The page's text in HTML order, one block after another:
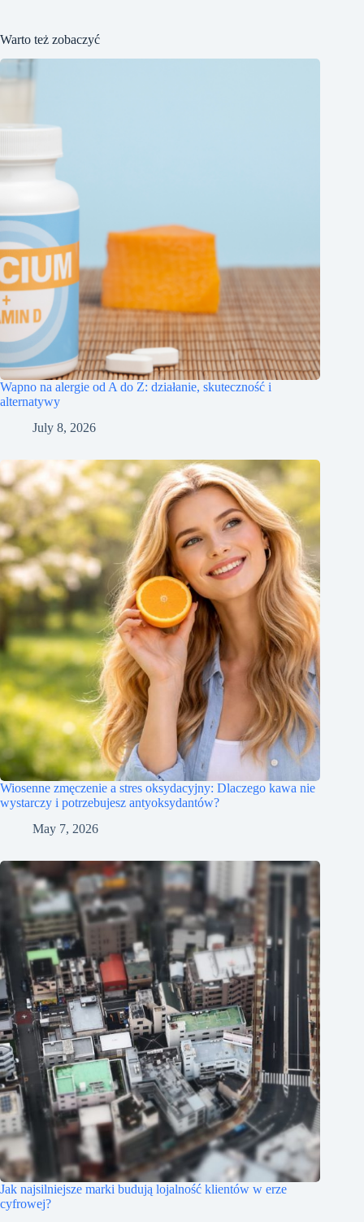
Warto też zobaczyć
Wapno na alergie od A do Z: działanie, skuteczność i
alternatywy
July 8, 2026
Wiosenne zmęczenie a stres oksydacyjny: Dlaczego kawa nie
wystarczy i potrzebujesz antyoksydantów?
May 7, 2026
Jak najsilniejsze marki budują lojalność klientów w erze
cyfrowej?